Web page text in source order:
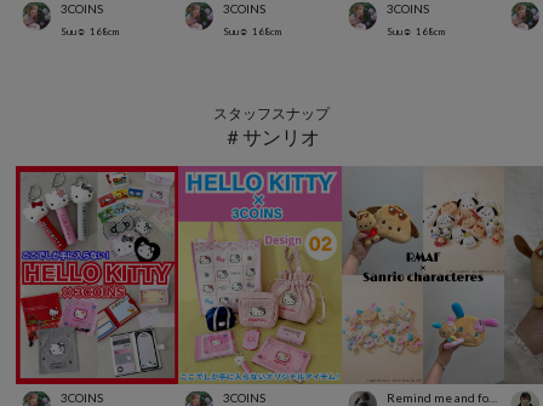
3COINS
Suu☺︎ 168cm
3COINS
Suu☺︎ 168cm
3COINS
Suu☺︎ 168cm
スタッフスナップ
＃サンリオ
3COINS 3COINS Remind me and forever